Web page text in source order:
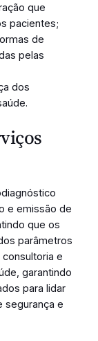
que
pacientes;
de
pelas
dos
e emissão de
que os
parâmetros
e
garantindo
para lidar
segurança e